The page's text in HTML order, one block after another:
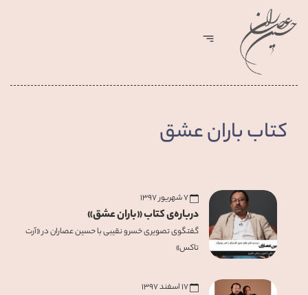
کتاب باران عشق
۷ شهریور ۱۳۹۷
درباره‌ی کتاب «باران عشق»
گفتگوی تصویری خسرو نقیبی با حسین عصاران در «آرت
تاکس»
۱۷ اسفند ۱۳۹۷